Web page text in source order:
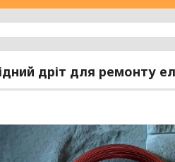
дріт для ремонту